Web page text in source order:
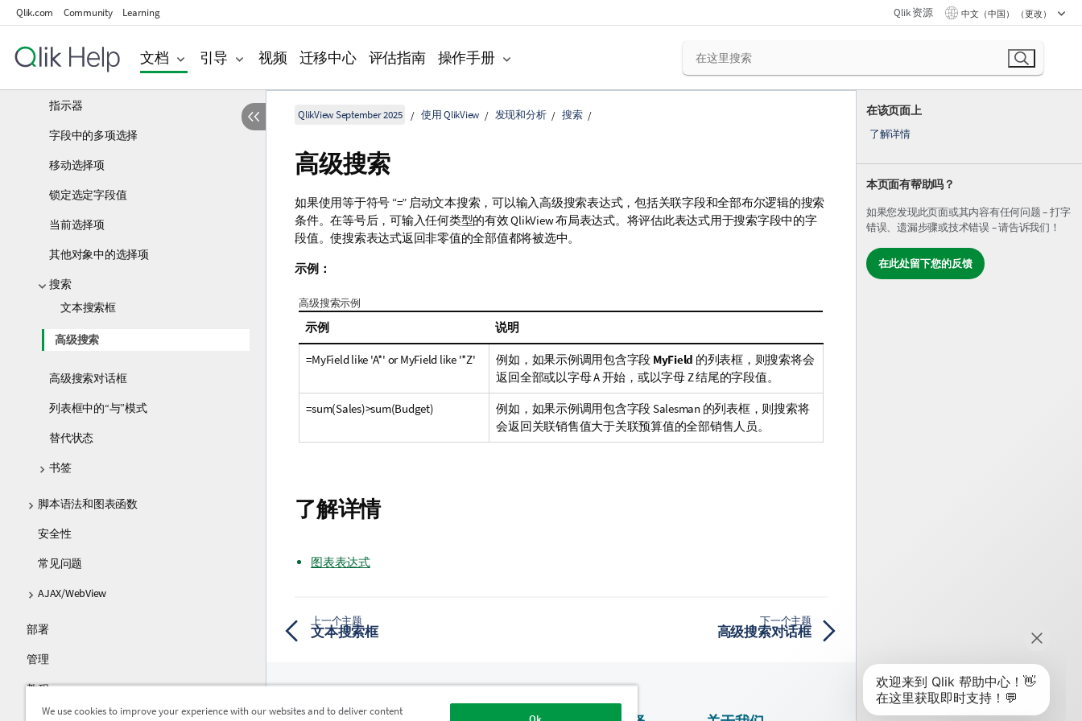
Qlik.com Community Learning Qlik 资源 中文（中国） （更改）
文档 引导 视频 迁移中心 评估指南 操作手册
选择字段值
配色方案
指示器
字段中的多项选择
移动选择项
锁定选定字段值
当前选择项
其他对象中的选择项
搜索
文本搜索框
高级搜索
高级搜索对话框
列表框中的“与”模式
替代状态
书签
脚本语法和图表函数
安全性
常见问题
AJAX/WebView
部署
管理
教程
在该页面上
了解详情
本页面有帮助吗？
如果您发现此页面或其内容有任何问题 – 打字
错误、遗漏步骤或技术错误 – 请告诉我们！
在此处留下您的反馈
QlikView September 2025 使用 QlikView 发现和分析 搜索
高级搜索
如果使用等于符号 “=” 启动文本搜索，可以输入高级搜索表达式，包括关联字段和全部布尔逻辑的搜索
条件。在等号后，可输入任何类型的有效 QlikView 布局表达式。将评估此表达式用于搜索字段中的字
段值。使搜索表达式返回非零值的全部值都将被选中。
示例：
高级搜索示例
示例 说明
=MyField like 'A*' or MyField like '*Z' 例如，如果示例调用包含字段 MyField 的列表框，则搜索将会
返回全部或以字母 A 开始，或以字母 Z 结尾的字段值。
=sum(Sales)>sum(Budget)
例如，如果示例调用包含字段 Salesman 的列表框，则搜索将
会返回关联销售值大于关联预算值的全部销售人员。
了解详情
图表表达式
上一个主题
文本搜索框
下一个主题
高级搜索对话框
We use cookies to improve your experience with our websites and to deliver content